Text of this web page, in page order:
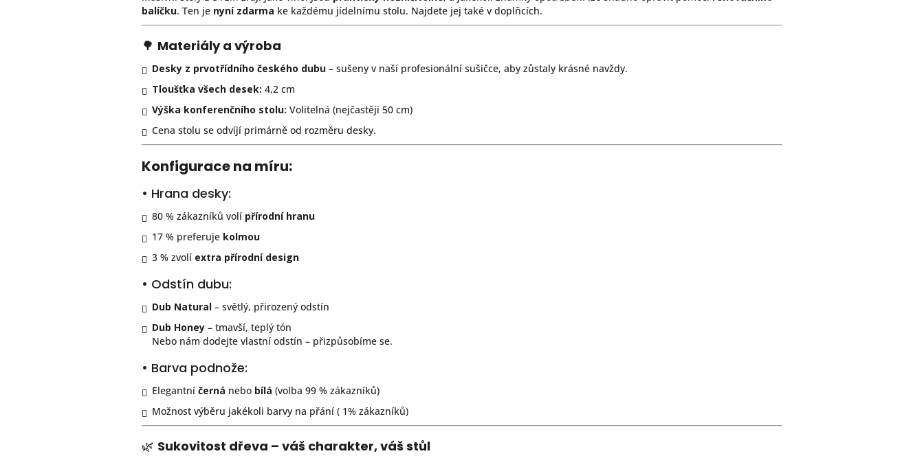
balíčku. Ten je nyní zdarma ke každému jídelnímu stolu. Najdete jej také v doplňcích.
🌳 Materiály a výroba
Desky z prvotřídního českého dubu – sušeny v naší profesionální sušičce, aby zůstaly krásné navždy.
Tloušťka všech desek: 4,2 cm
Výška konferenčního stolu: Volitelná (nejčastěji 50 cm)
Cena stolu se odvíjí primárně od rozměru desky.
Konfigurace na míru:
• Hrana desky:
80 % zákazníků volí přírodní hranu
17 % preferuje kolmou
3 % zvolí extra přírodní design
• Odstín dubu:
Dub Natural – světlý, přirozený odstín
Dub Honey – tmavší, teplý tón
Nebo nám dodejte vlastní odstín – přizpůsobíme se.
• Barva podnože:
Elegantní černá nebo bílá (volba 99 % zákazníků)
Možnost výběru jakékoli barvy na přání ( 1% zákazníků)
🌿 Sukovitost dřeva – váš charakter, váš stůl